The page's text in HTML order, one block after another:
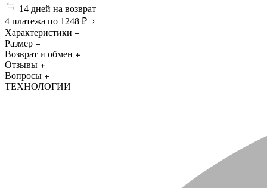
14 дней на возврат
4 платежа по 1248 ₽
Характеристики
Размер
Возврат и обмен
Отзывы
Вопросы
ТЕХНОЛОГИИ